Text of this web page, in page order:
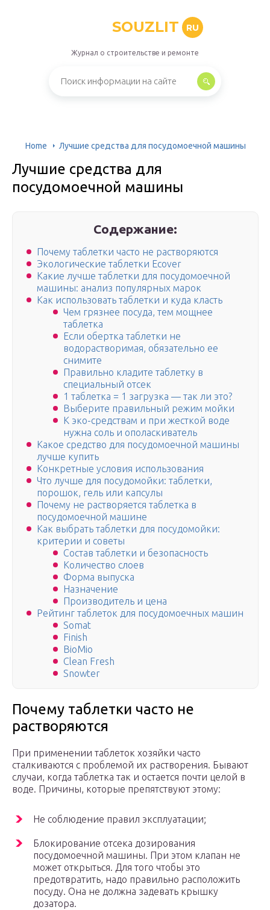
SOUZLIT RU
Журнал о строительстве и ремонте
Home Лучшие средства для посудомоечной машины
Лучшие средства для
посудомоечной машины
Содержание:
Почему таблетки часто не растворяются
Экологические таблетки Ecover
Какие лучше таблетки для посудомоечной
машины: анализ популярных марок
Как использовать таблетки и куда класть
Чем грязнее посуда, тем мощнее
таблетка
Если обертка таблетки не
водорастворимая, обязательно ее
снимите
Правильно кладите таблетку в
специальный отсек
1 таблетка = 1 загрузка — так ли это?
Выберите правильный режим мойки
К эко-средствам и при жесткой воде
нужна соль и ополаскиватель
Какое средство для посудомоечной машины
лучше купить
Конкретные условия использования
Что лучше для посудомойки: таблетки,
порошок, гель или капсулы
Почему не растворяется таблетка в
посудомоечной машине
Как выбрать таблетки для посудомойки:
критерии и советы
Состав таблетки и безопасность
Количество слоев
Форма выпуска
Назначение
Производитель и цена
Рейтинг таблеток для посудомоечных машин
Somat
Finish
BioMio
Clean Fresh
Snowter
Почему таблетки часто не
растворяются
При применении таблеток хозяйки часто
сталкиваются с проблемой их растворения. Бывают
случаи, когда таблетка так и остается почти целой в
воде. Причины, которые препятствуют этому:
Не соблюдение правил эксплуатации;
Блокирование отсека дозирования
посудомоечной машины. При этом клапан не
может открыться. Для того чтобы это
предотвратить, надо правильно расположить
посуду. Она не должна задевать крышку
дозатора.